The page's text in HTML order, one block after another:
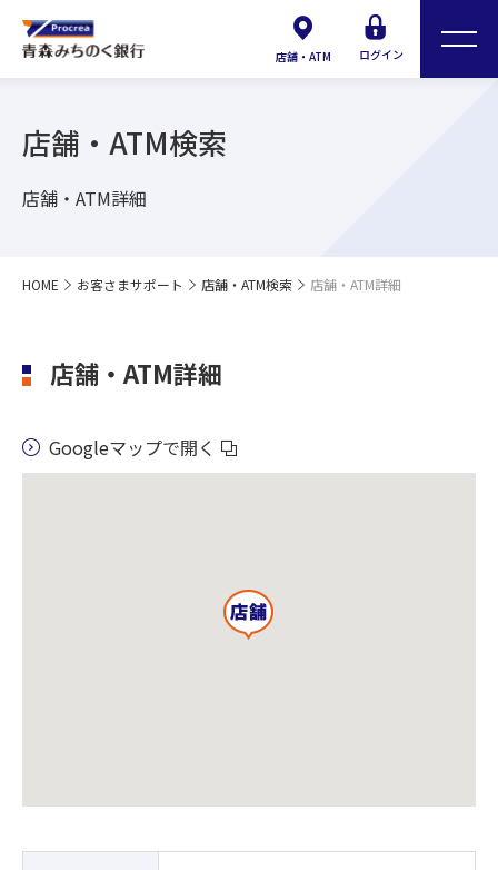
店舗・ATM ログイン
店舗・ATM検索
店舗・ATM詳細
HOME お客さまサポート 店舗・ATM検索 店舗・ATM詳細
店舗・ATM詳細
Googleマップで開く